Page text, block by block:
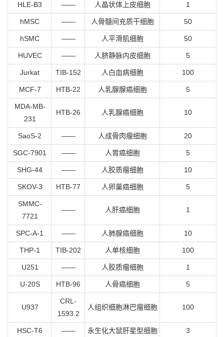
HLE-B3 —— 人晶状体上皮细胞 1
hMSC —— 人骨髓间充质干细胞 50
hSMC —— 人平滑肌细胞 50
HUVEC —— 人脐静脉内皮细胞 5
Jurkat TIB-152 人白血病细胞 100
MCF-7 HTB-22 人乳腺腺癌细胞 5
MDA-MB-
231
HTB-26 人乳腺癌细胞 10
SaoS-2 —— 人成骨肉瘤细胞 20
SGC-7901 —— 人胃癌细胞 5
SHG-44 —— 人胶质瘤细胞 10
SKOV-3 HTB-77 人卵巢癌细胞 5
SMMC-
7721
—— 人肝癌细胞 1
SPC-A-1 —— 人肺腺癌细胞 10
THP-1 TIB-202 人单核细胞 100
U251 —— 人胶质瘤细胞 1
U-20S HTB-96 人骨癌细胞 5
U937
CRL-
1593.2
人组织细胞淋巴瘤细胞 100
HSC-T6 —— 永生化大鼠肝星型细胞 3